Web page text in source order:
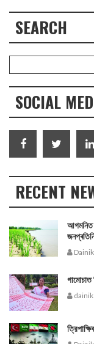
SEARCH
SOCIAL
RECENT
আগমনিত
গামোচাত